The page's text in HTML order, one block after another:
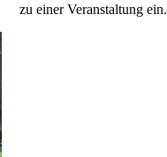
zu einer Veranstaltung ein.